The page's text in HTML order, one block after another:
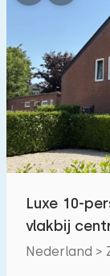
Luxe 10-
vlakbij
Nederland >